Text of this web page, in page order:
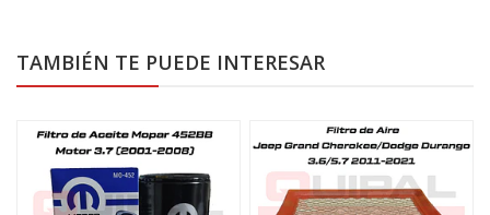
TAMBIÉN TE PUEDE INTERESAR